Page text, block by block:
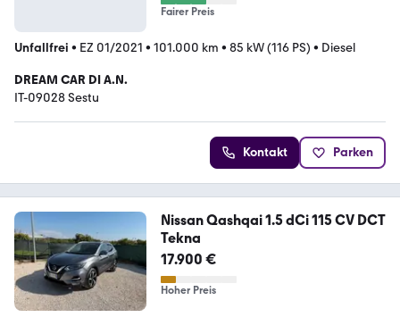
Fairer Preis
Unfallfrei • EZ 01/2021 • 101.000 km • 85 kW (116 PS) • Diesel
DREAM CAR DI A.N.
IT-09028 Sestu
Kontakt Parken
Nissan Qashqai 1.5 dCi 115 CV DCT
Tekna
17.900 €
Hoher Preis